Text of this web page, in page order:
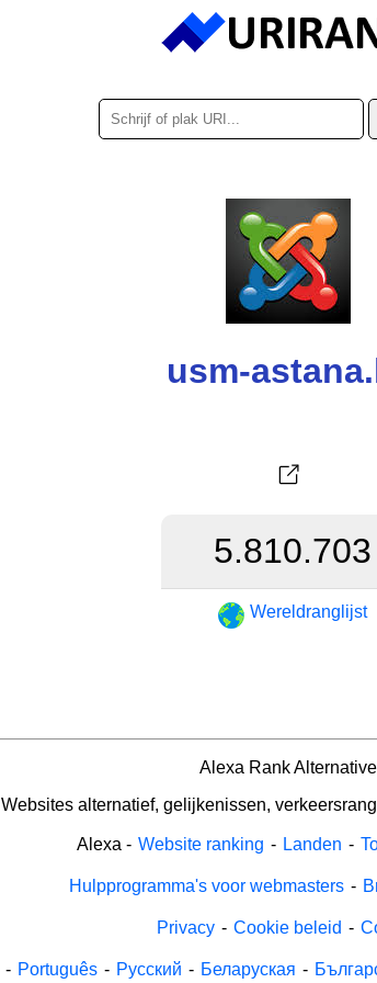
usm-
5.810.703
Wereldranglijst
Alexa Rank Alternative
Websites alternatief, gelijkenissen,
Alexa - Website ranking - Landen -
Hulpprogramma's voor webmasters -
Privacy - Cookie beleid -
- Português - Русский - Беларуская -